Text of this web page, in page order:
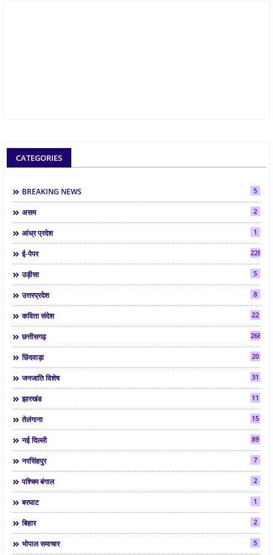
CATEGORIES
BREAKING NEWS 5
असम 2
आंध्र प्रदेश 1
ई-पेपर 2286
उड़ीसा 5
उत्तरप्रदेश 8
कविता संदेश 22
छत्तीसगढ़ 268
छिंदवाड़ा 20
जनजाति विशेष 31
झारखंड 11
तेलंगाना 15
नई दिल्ली 89
नरसिंहपुर 7
पश्चिम बंगाल 2
बरघाट 1
बिहार 2
भोपाल समाचार 5